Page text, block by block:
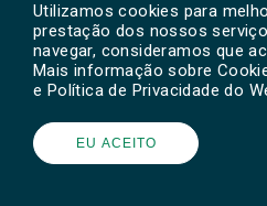
Utilizamos cookies para
prestação dos nossos
navegar, consideramos que
Mais informação sobre
e Política de Privacidade do
EU ACEITO
Powered by © PAN 2026